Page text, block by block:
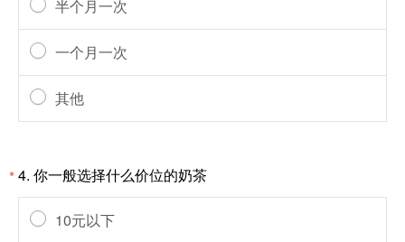
半个月一次
一个月一次
其他
*4. 你一般选择什么价位的奶茶
10元以下